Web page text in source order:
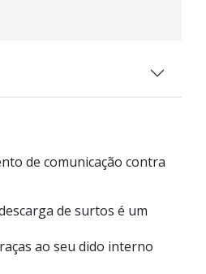
de comunicação contra
de surtos é um
ao seu dido interno